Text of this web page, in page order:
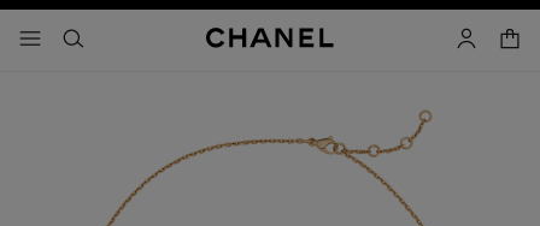
- navegación principal
buscar cuenta